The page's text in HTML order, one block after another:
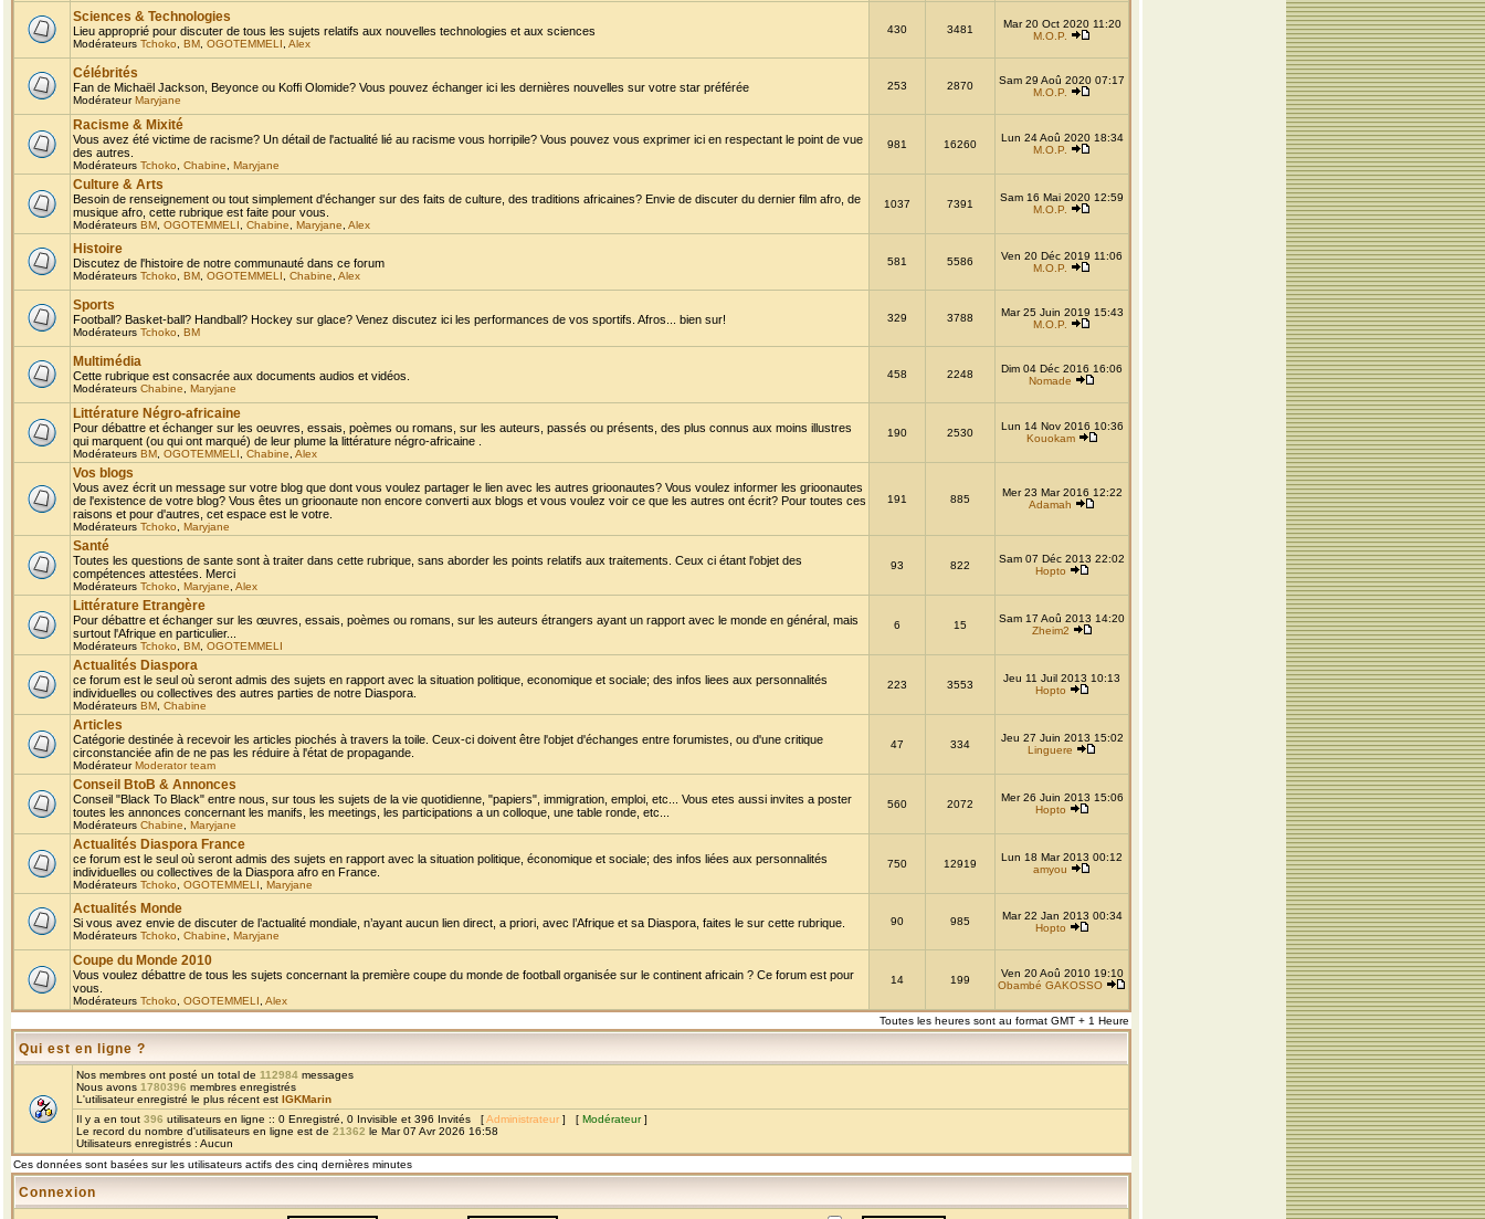
Sciences & Technologies
Lieu approprié pour discuter de tous les sujets relatifs aux nouvelles technologies et aux sciences
Modérateurs Tchoko BM OGOTEMMELI Alex
430 3481
Mar 20 Oct 2020 11:20
M.O.P.
Célébrités
Fan de Michaël Jackson, Beyonce ou Koffi Olomide? Vous pouvez échanger ici les dernières nouvelles sur votre star préférée
ModérateurMaryjane
253 2870
Sam 29 Aoû 2020 07:17
M.O.P.
Racisme & Mixité
Vous avez été victime de racisme? Un détail de l'actualité lié au racisme vous horripile? Vous pouvez vous exprimer ici en respectant le point de vue
des autres.
Modérateurs Tchoko Chabine Maryjane
981 16260
Lun 24 Aoû 2020 18:34
M.O.P.
Culture & Arts
Besoin de renseignement ou tout simplement d'échanger sur des faits de culture, des traditions africaines? Envie de discuter du dernier film afro, de
musique afro, cette rubrique est faite pour vous.
Modérateurs BM OGOTEMMELI Chabine Maryjane Alex
1037 7391
Sam 16 Mai 2020 12:59
M.O.P.
Histoire
Discutez de l'histoire de notre communauté dans ce forum
Modérateurs Tchoko BM OGOTEMMELI Chabine Alex
581 5586
Ven 20 Déc 2019 11:06
M.O.P.
Sports
Football? Basket-ball? Handball? Hockey sur glace? Venez discutez ici les performances de vos sportifs. Afros... bien sur!
Modérateurs Tchoko BM
329 3788
Mar 25 Juin 2019 15:43
M.O.P.
Multimédia
Cette rubrique est consacrée aux documents audios et vidéos.
Modérateurs Chabine Maryjane
458 2248
Dim 04 Déc 2016 16:06
Nomade
Littérature Négro-africaine
Pour débattre et échanger sur les oeuvres, essais, poèmes ou romans, sur les auteurs, passés ou présents, des plus connus aux moins illustres
qui marquent (ou qui ont marqué) de leur plume la littérature négro-africaine .
Modérateurs BM OGOTEMMELI Chabine Alex
190 2530
Lun 14 Nov 2016 10:36
Kouokam
Vos blogs
Vous avez écrit un message sur votre blog que dont vous voulez partager le lien avec les autres grioonautes? Vous voulez informer les grioonautes
de l'existence de votre blog? Vous êtes un grioonaute non encore converti aux blogs et vous voulez voir ce que les autres ont écrit? Pour toutes ces
raisons et pour d'autres, cet espace est le votre.
Modérateurs Tchoko Maryjane
191 885
Mer 23 Mar 2016 12:22
Adamah
Santé
Toutes les questions de sante sont à traiter dans cette rubrique, sans aborder les points relatifs aux traitements. Ceux ci étant l'objet des
compétences attestées. Merci
Modérateurs Tchoko Maryjane Alex
93 822
Sam 07 Déc 2013 22:02
Hopto
Littérature Etrangère
Pour débattre et échanger sur les œuvres, essais, poèmes ou romans, sur les auteurs étrangers ayant un rapport avec le monde en général, mais
surtout l'Afrique en particulier...
Modérateurs Tchoko BM OGOTEMMELI
6 15
Sam 17 Aoû 2013 14:20
Zheim2
Actualités Diaspora
ce forum est le seul où seront admis des sujets en rapport avec la situation politique, economique et sociale; des infos liees aux personnalités
individuelles ou collectives des autres parties de notre Diaspora.
Modérateurs BM Chabine
223 3553
Jeu 11 Juil 2013 10:13
Hopto
Articles
Catégorie destinée à recevoir les articles piochés à travers la toile. Ceux-ci doivent être l'objet d'échanges entre forumistes, ou d'une critique
circonstanciée afin de ne pas les réduire à l'état de propagande.
ModérateurModerator team
47 334
Jeu 27 Juin 2013 15:02
Linguere
Conseil BtoB & Annonces
Conseil "Black To Black" entre nous, sur tous les sujets de la vie quotidienne, "papiers", immigration, emploi, etc... Vous etes aussi invites a poster
toutes les annonces concernant les manifs, les meetings, les participations a un colloque, une table ronde, etc...
Modérateurs Chabine Maryjane
560 2072
Mer 26 Juin 2013 15:06
Hopto
Actualités Diaspora France
ce forum est le seul où seront admis des sujets en rapport avec la situation politique, économique et sociale; des infos liées aux personnalités
individuelles ou collectives de la Diaspora afro en France.
Modérateurs Tchoko OGOTEMMELI Maryjane
750 12919
Lun 18 Mar 2013 00:12
amyou
Actualités Monde
Si vous avez envie de discuter de l’actualité mondiale, n’ayant aucun lien direct, a priori, avec l’Afrique et sa Diaspora, faites le sur cette rubrique.
Modérateurs Tchoko Chabine Maryjane
90 985
Mar 22 Jan 2013 00:34
Hopto
Coupe du Monde 2010
Vous voulez débattre de tous les sujets concernant la première coupe du monde de football organisée sur le continent africain ? Ce forum est pour
vous.
Modérateurs Tchoko OGOTEMMELI Alex
14 199
Ven 20 Aoû 2010 19:10
Obambé GAKOSSO
Toutes les heures sont au format GMT + 1 Heure
Qui est en ligne ?
Nos membres ont posté un total de 112984 messages
Nous avons 1780396 membres enregistrés
L'utilisateur enregistré le plus récent est IGKMarin
Il y a en tout 396 utilisateurs en ligne :: 0 Enregistré, 0 Invisible et 396 Invités [Administrateur ] [ Modérateur]
Le record du nombre d'utilisateurs en ligne est de 21362 le Mar 07 Avr 2026 16:58
Utilisateurs enregistrés : Aucun
Ces données sont basées sur les utilisateurs actifs des cinq dernières minutes
Connexion